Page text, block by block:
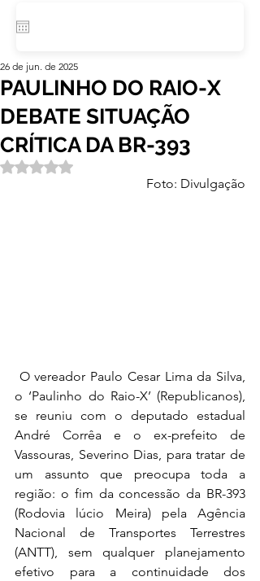
PAULINHO DO RAIO-X
DEBATE SITUAÇÃO
CRÍTICA DA BR-393
26 de jun. de 2025
Avaliado com NaN de 5 estrelas.
Foto: Divulgação
o ‘Paulinho do Raio-X’ (Republicanos),
se reuniu com o deputado estadual
André Corrêa e o ex-prefeito de
Vassouras, Severino Dias, para tratar de
um assunto que preocupa toda a
região: o fim da concessão da BR-393
(Rodovia lúcio Meira) pela Agência
Nacional de Transportes Terrestres
(ANTT), sem qualquer planejamento
efetivo para a continuidade dos